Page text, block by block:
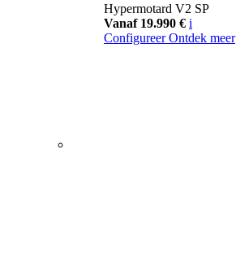
Hypermotard V2 SP
Vanaf 19.990 € i
Configureer Ontdek meer